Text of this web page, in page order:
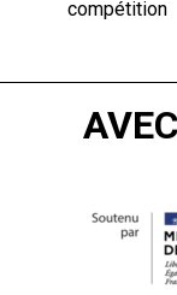
compétition